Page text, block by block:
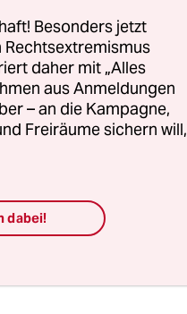
Besonders jetzt
Rechtsextremismus
daher mit „Alles
aus Anmeldungen
– an die Kampagne,
Freiräume sichern will,
dabei!